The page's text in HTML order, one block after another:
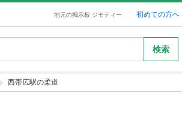
地元の掲示板 ジモティー 初めての方へ
検索
西帯広駅の柔道